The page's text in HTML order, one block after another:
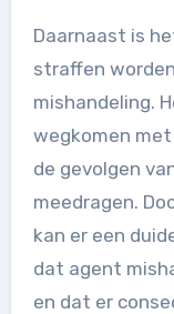
Daarnaast is
straffen
mishandeling.
wegkomen
de gevolgen
meedragen.
kan er een
dat agent
en dat er